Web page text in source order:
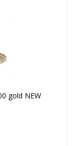
gold NEW